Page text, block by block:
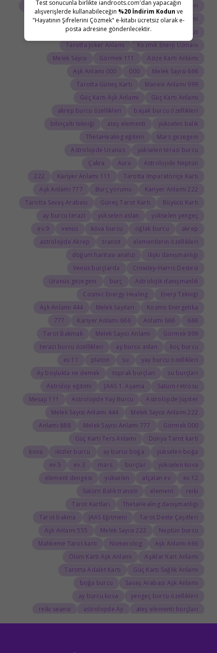
Test sonucunla birlikte iandroots.com'dan yapacağın
alışverişlerde kullanabileceğin %20 İndirim Kodun ve
"Hayatının Şifrelerini Çözmek" e-kitabı ücretsiz olarak e-
posta adresine gönderilecektir.
ThetaHealing semineri
Tarot Sembolleri
Tarot Açılımı
Jean Adrienne Arınma Sistemi
Uranüs burcu
Doğum haritasında Uranüs
Astroloji Sözlüğü
Kozmik Enerji Uzmanı
Tarotta Joker Anlamı
Azize Kartı Anlamı
111 Görmek
Melek Sayısı
666 Melek Sayısı
000
000 Aşk Anlamı
999 Manevi Anlamı
Tarotta Güneş Kartı
Güç Kartı Anlamı
Güç Kartı Aşk Anlamı
başak burcu özellikleri
akrep burcu özellikleri
yükselen balık
ateş elementi
bilinçaltı tekniği
Mars gezegeni
ThetaHealing eğitimi
yükselen terazi burcu
Astrolojide Uranüs
Astrolojide Neptün
Aura
Çakra
Tarotta İmparatoriçe Kartı
111 Kariyer Anlamı
222
222 Kariyer Anlamı
Burç yorumu
777 Aşk Anlamı
Büyücü Kartı
Güneş Tarot Kartı
Tarotta Savaş Arabası
yükselen yengeç
yükselen aslan
ay burcu terazi
akrep
oğlak burcu
kova burcu
venüs
9.ev
elementlerin özellikleri
transit
astrolojide Akrep
ilişki danışmanlığı
doğum haritası analizi
Crowley-Harris Destesi
Venüs burçlarda
Astrolojik danışmanlık
burç
Uranüs gezegeni
Enerji Tekniği
Cosmic Energy Healing
Kozmo Energetika
Melek Sayıları
444 Aşk Anlamı
666
666 Anlamı
666 Kariyer Anlamı
777
999 Görmek
Melek Sayısı Anlamı
Tarot Bakmak
koç burcu
ay burcu aslan
terazi burcu özellikleri
yay burcu özellikleri
su
platon
11.ev
su burçları
toprak burçları
Ay boşlukta ne demek
Satürn retrosu
JAAS 1. Aşama
Astroloji eğitimi
Astrolojide Jüpiter
Astrolojide Yay Burcu
111 Mesajı
222 Melek Sayısı Anlamı
444 Melek Sayısı Anlamı
000 Görmek
777 Melek Sayısı Anlamı
888 Anlamı
Dünya Tarot kartı
Güç Kartı Ters Anlamı
yükselen boğa
ay burcu boğa
ikizler burcu
kova
yükselen kova
burçlar
mars
3.ev
5.ev
12.ev
alçalan ev
yükselen
element dengesi
reiki
element
Satürn Balık transiti
ThetaHealing danışmanlığı
Tarot Kartları
Tarot Deste Çeşitleri
JAAS Eğitmeni
Tarot bakma
Neptün burcu
222 Melek Sayısı
555 Aşk Anlamı
666 Aşk Anlamı
Numerolog
Mahkeme Tarot kartı
Aşıklar Kart Anlamı
Ölüm Kartı Aşk Anlamı
Güç Kartı Sağlık Anlamı
Tarotta Adalet Kartı
Savaş Arabası Aşk Anlamı
boğa burcu
yengeç burcu özellikleri
ay burcu kova
ateş elementi burçları
astrolojide Ay
reiki seansı
astrolog
Doğum Haritasında Mars
Tarolog